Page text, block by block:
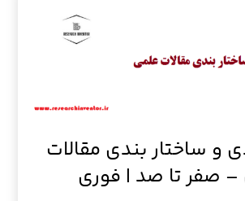
و ساختار بندی مقالات
– صفر تا صد | فوری